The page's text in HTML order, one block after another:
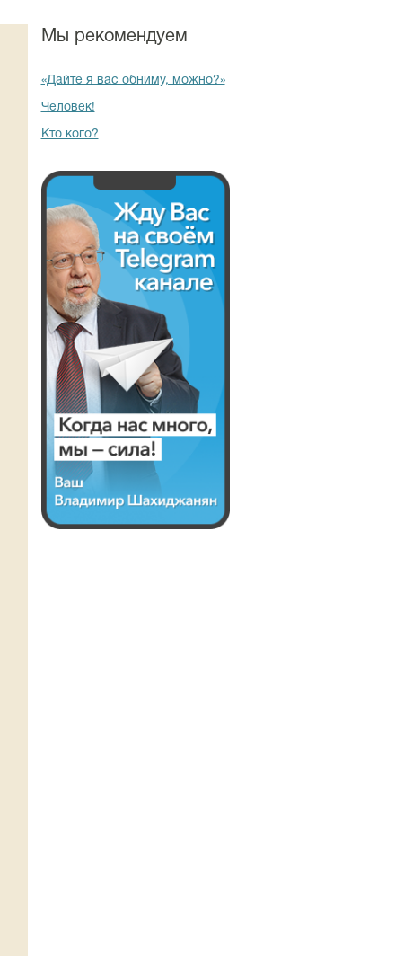
Мы рекомендуем
«Дайте я вас обниму, можно?»
Человек!
Кто кого?